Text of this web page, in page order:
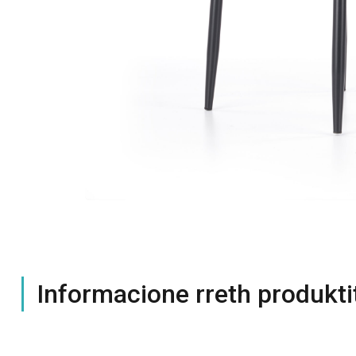
Informacione rreth